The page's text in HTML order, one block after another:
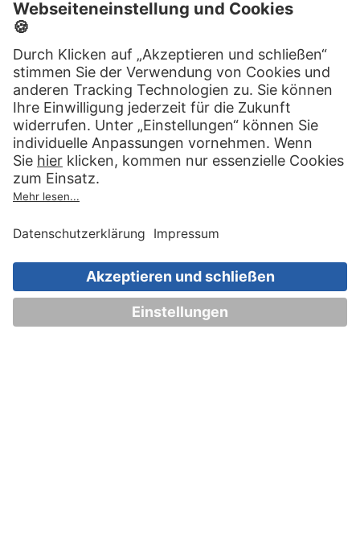
Kontakt
Presse
Folgen Sie uns auf:
Wir helfen Ihnen gerne weiter
030 83 79 99 97
Artikel auswählen